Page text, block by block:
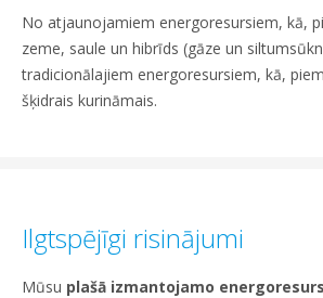
No atjaunojamiem energoresursiem, kā,
zeme, saule un hibrīds (gāze un
tradicionālajiem energoresursiem, kā,
šķidrais kurināmais.
Ilgtspējīgi risinājumi
Mūsu plašā izmantojamo